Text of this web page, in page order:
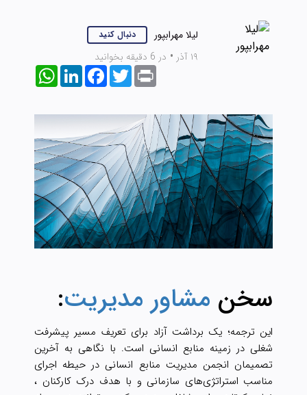
لیلا مهرابپور دنبال کنید
۱۹ آذر • در 6 دقیقه بخوانید
WhatsAppLinkedInFacebookTwitterPrint
سخن مشاور مدیریت:
این ترجمه؛ یک برداشت آزاد برای تعریف مسیر پیشرفت
شغلی در زمینه منابع انسانی است. با نگاهی به آخرین
تصمیمان انجمن مدیریت منابع انسانی در حیطه اجرای
مناسب استراتژی‌های سازمانی و با هدف درک کارکنان ،